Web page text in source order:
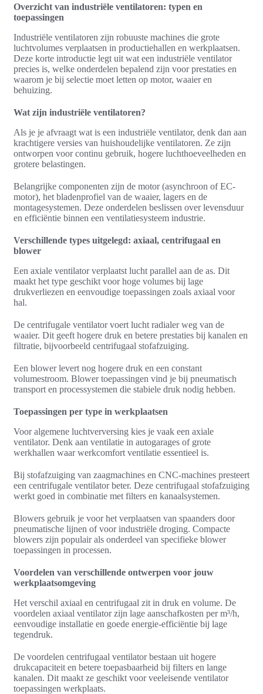
Overzicht van industriële ventilatoren: typen en
toepassingen
Industriële ventilatoren zijn robuuste machines die grote
luchtvolumes verplaatsen in productiehallen en werkplaatsen.
Deze korte introductie legt uit wat een industriële ventilator
precies is, welke onderdelen bepalend zijn voor prestaties en
waarom je bij selectie moet letten op motor, waaier en
behuizing.
Wat zijn industriële ventilatoren?
Als je je afvraagt wat is een industriële ventilator, denk dan aan
krachtigere versies van huishoudelijke ventilatoren. Ze zijn
ontworpen voor continu gebruik, hogere luchthoeveelheden en
grotere belastingen.
Belangrijke componenten zijn de motor (asynchroon of EC-
motor), het bladenprofiel van de waaier, lagers en de
montagesystemen. Deze onderdelen beslissen over levensduur
en efficiëntie binnen een ventilatiesysteem industrie.
Verschillende types uitgelegd: axiaal, centrifugaal en
blower
Een axiale ventilator verplaatst lucht parallel aan de as. Dit
maakt het type geschikt voor hoge volumes bij lage
drukverliezen en eenvoudige toepassingen zoals axiaal voor
hal.
De centrifugale ventilator voert lucht radialer weg van de
waaier. Dit geeft hogere druk en betere prestaties bij kanalen en
filtratie, bijvoorbeeld centrifugaal stofafzuiging.
Een blower levert nog hogere druk en een constant
volumestroom. Blower toepassingen vind je bij pneumatisch
transport en processystemen die stabiele druk nodig hebben.
Toepassingen per type in werkplaatsen
Voor algemene luchtverversing kies je vaak een axiale
ventilator. Denk aan ventilatie in autogarages of grote
werkhallen waar werkcomfort ventilatie essentieel is.
Bij stofafzuiging van zaagmachines en CNC-machines presteert
een centrifugale ventilator beter. Deze centrifugaal stofafzuiging
werkt goed in combinatie met filters en kanaalsystemen.
Blowers gebruik je voor het verplaatsen van spaanders door
pneumatische lijnen of voor industriële droging. Compacte
blowers zijn populair als onderdeel van specifieke blower
toepassingen in processen.
Voordelen van verschillende ontwerpen voor jouw
werkplaatsomgeving
Het verschil axiaal en centrifugaal zit in druk en volume. De
voordelen axiaal ventilator zijn lage aanschafkosten per m³/h,
eenvoudige installatie en goede energie-efficiëntie bij lage
tegendruk.
De voordelen centrifugaal ventilator bestaan uit hogere
drukcapaciteit en betere toepasbaarheid bij filters en lange
kanalen. Dit maakt ze geschikt voor veeleisende ventilator
toepassingen werkplaats.